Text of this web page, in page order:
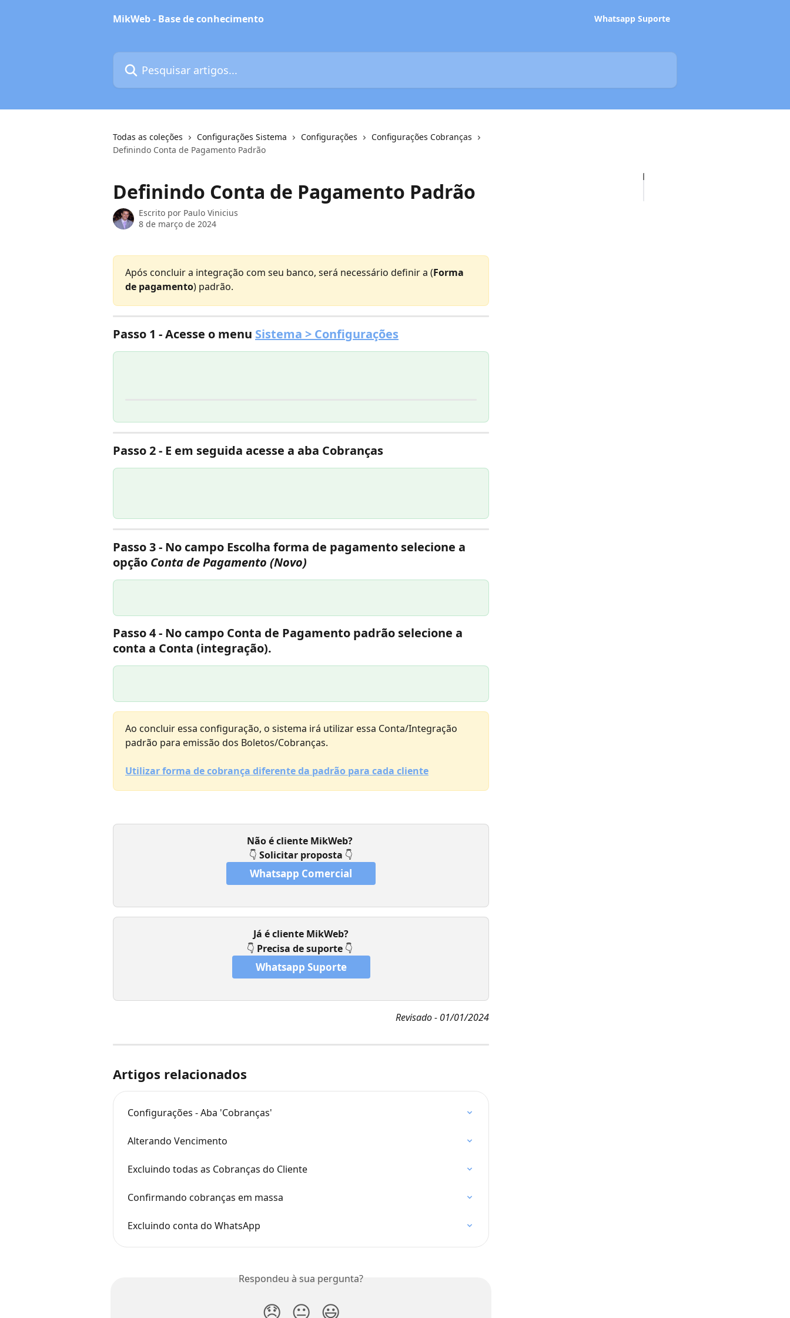
MikWeb - Base de conhecimento
Whatsapp Suporte
Pesquisar artigos...
Todas as coleções Configurações Sistema Configurações
Configurações Cobranças
Definindo Conta de Pagamento Padrão
Definindo Conta de Pagamento Padrão
Escrito por Paulo Vinicius
8 de março de 2024
Após concluir a integração com seu banco, será necessário definir a (Forma
de pagamento) padrão.
Passo 1 - Acesse o menu Sistema > Configurações
Passo 2 - E em seguida acesse a aba Cobranças
Passo 3 - No campo Escolha forma de pagamento selecione a
opção Conta de Pagamento (Novo)
Passo 4 - No campo Conta de Pagamento padrão selecione a
conta a Conta (integração).
Ao concluir essa configuração, o sistema irá utilizar essa Conta/Integração
padrão para emissão dos Boletos/Cobranças.
Utilizar forma de cobrança diferente da padrão para cada cliente
Não é cliente MikWeb?
👇 Solicitar proposta 👇
Whatsapp Comercial
Já é cliente MikWeb?
👇 Precisa de suporte 👇
Whatsapp Suporte
Revisado - 01/01/2024
Artigos relacionados
Configurações - Aba 'Cobranças'
Alterando Vencimento
Excluindo todas as Cobranças do Cliente
Confirmando cobranças em massa
Excluindo conta do WhatsApp
Respondeu à sua pergunta?
😞 😐 😃